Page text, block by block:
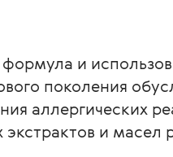
и
поколения
аллергических
и масел